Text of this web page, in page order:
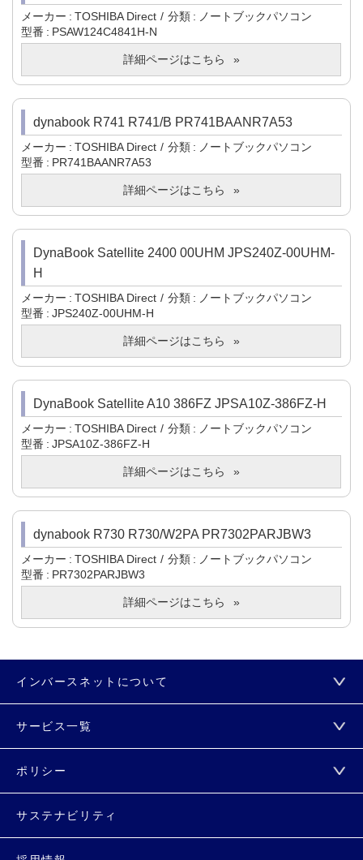
メーカー TOSHIBA Direct 分類
ノートブックパソコン
型番
PSAW124C4841H-N
詳細ページはこちら
dynabook R741 R741/B PR741BAANR7A53
メーカー TOSHIBA Direct 分類
ノートブックパソコン
型番
PR741BAANR7A53
詳細ページはこちら
DynaBook Satellite 2400 00UHM JPS240Z-00UHM-
H
メーカー TOSHIBA Direct 分類
ノートブックパソコン
型番
JPS240Z-00UHM-H
詳細ページはこちら
DynaBook Satellite A10 386FZ JPSA10Z-386FZ-H
メーカー TOSHIBA Direct 分類
ノートブックパソコン
型番
JPSA10Z-386FZ-H
詳細ページはこちら
dynabook R730 R730/W2PA PR7302PARJBW3
メーカー TOSHIBA Direct 分類
ノートブックパソコン
型番
PR7302PARJBW3
詳細ページはこちら
インバースネットについて
サービス一覧
ポリシー
サステナビリティ